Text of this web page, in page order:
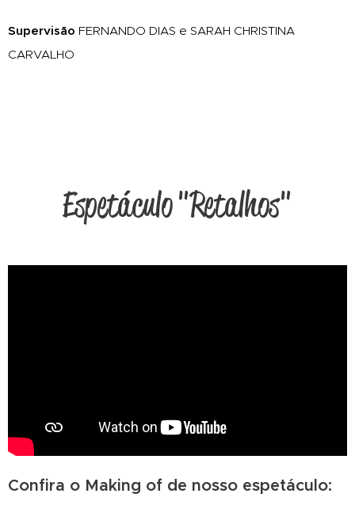
Supervisão FERNANDO DIAS e SARAH CHRISTINA
CARVALHO
Espetáculo "Retalhos"
Confira o Making of de nosso espetáculo: